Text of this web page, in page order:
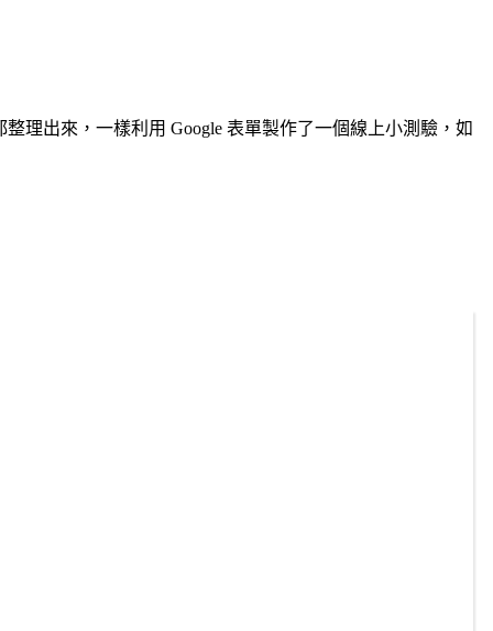
理出來，一樣利用 Google 表單製作了一個線上小測驗，如